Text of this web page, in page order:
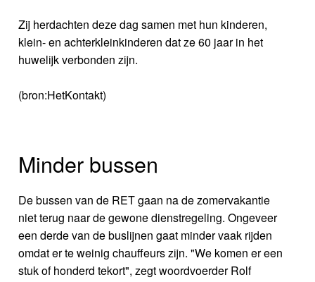
Zij herdachten deze dag samen met hun kinderen,
klein- en achterkleinkinderen dat ze 60 jaar in het
huwelijk verbonden zijn.
(bron:HetKontakt)
Minder bussen
De bussen van de RET gaan na de zomervakantie
niet terug naar de gewone dienstregeling. Ongeveer
een derde van de buslijnen gaat minder vaak rijden
omdat er te weinig chauffeurs zijn. "We komen er een
stuk of honderd tekort", zegt woordvoerder Rolf